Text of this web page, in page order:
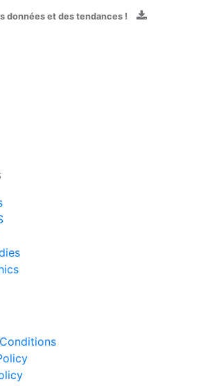
données et des tendances !